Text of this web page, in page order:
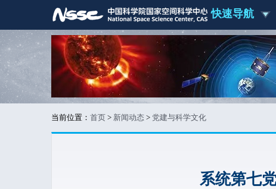
快速导航
当前位置： 首页 > 新闻动态 > 党建与科学文化
系统第七